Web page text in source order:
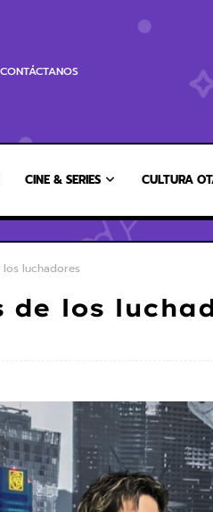
CONTÁCTANOS
CINE & SERIES CULTURA
los luchadores
de los